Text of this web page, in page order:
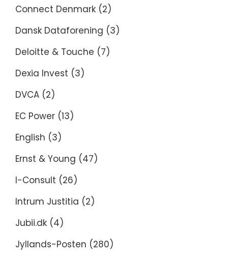
Connect Denmark (2)
Dansk Dataforening (3)
Deloitte & Touche (7)
Dexia Invest (3)
DVCA (2)
EC Power (13)
English (3)
Ernst & Young (47)
I-Consult (26)
Intrum Justitia (2)
Jubii.dk (4)
Jyllands-Posten (280)